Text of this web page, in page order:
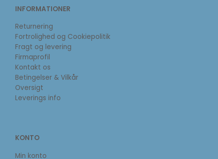
INFORMATIONER
Returnering
Fortrolighed og Cookiepolitik
Fragt og levering
Firmaprofil
Kontakt os
Betingelser & Vilkår
Oversigt
Leverings info
KONTO
Min konto